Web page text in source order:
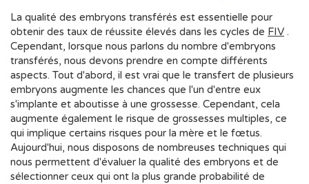
La qualité des embryons transférés est essentielle pour
obtenir des taux de réussite élevés dans les cycles de FIV .
Cependant, lorsque nous parlons du nombre d'embryons
transférés, nous devons prendre en compte différents
aspects. Tout d'abord, il est vrai que le transfert de plusieurs
embryons augmente les chances que l'un d'entre eux
s'implante et aboutisse à une grossesse. Cependant, cela
augmente également le risque de grossesses multiples, ce
qui implique certains risques pour la mère et le fœtus.
Aujourd'hui, nous disposons de nombreuses techniques qui
nous permettent d'évaluer la qualité des embryons et de
sélectionner ceux qui ont la plus grande probabilité de